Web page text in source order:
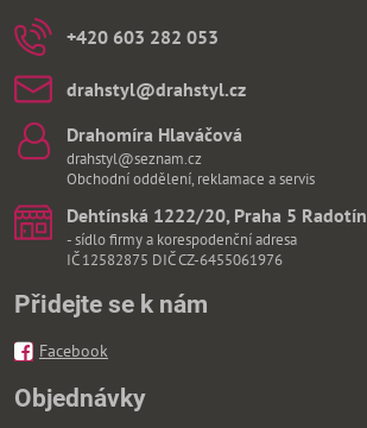
+420 603 282 053
drahstyl​@drahstyl​.cz
Drahomíra Hlaváčová
drahstyl@seznam.cz
Obchodní oddělení, reklamace a servis
Dehtínská 1222/20, Praha 5 Radotín
- sídlo firmy a korespodenční adresa
IČ 12582875 DIČ CZ-6455061976
Přidejte se k nám
Facebook
Objednávky